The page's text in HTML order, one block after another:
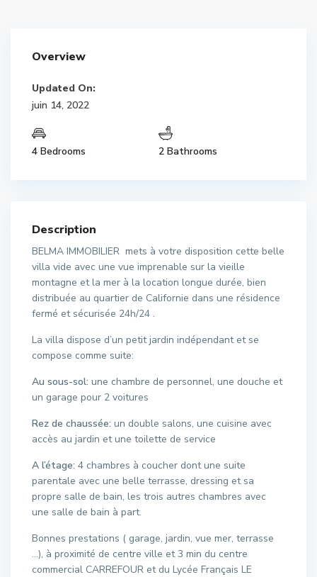
Overview
Updated On:
juin 14, 2022
4 Bedrooms 2 Bathrooms
Description
BELMA IMMOBILIER mets à votre disposition cette belle
villa vide avec une vue imprenable sur la vieille
montagne et la mer à la location longue durée, bien
distribuée au quartier de Californie dans une résidence
fermé et sécurisée 24h/24 .
La villa dispose d’un petit jardin indépendant et se
compose comme suite:
Au sous-sol: une chambre de personnel, une douche et
un garage pour 2 voitures
Rez de chaussée: un double salons, une cuisine avec
accès au jardin et une toilette de service
A l’étage: 4 chambres à coucher dont une suite
parentale avec une belle terrasse, dressing et sa
propre salle de bain, les trois autres chambres avec
une salle de bain à part.
Bonnes prestations ( garage, jardin, vue mer, terrasse
…), à proximité de centre ville et 3 min du centre
commercial CARREFOUR et du Lycée Français LE